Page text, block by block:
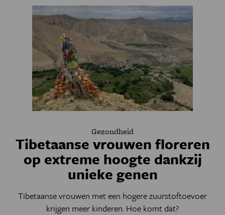
Gezondheid
Tibetaanse vrouwen floreren
op extreme hoogte dankzij
unieke genen
Tibetaanse vrouwen met een hogere zuurstoftoevoer
krijgen meer kinderen. Hoe komt dat?